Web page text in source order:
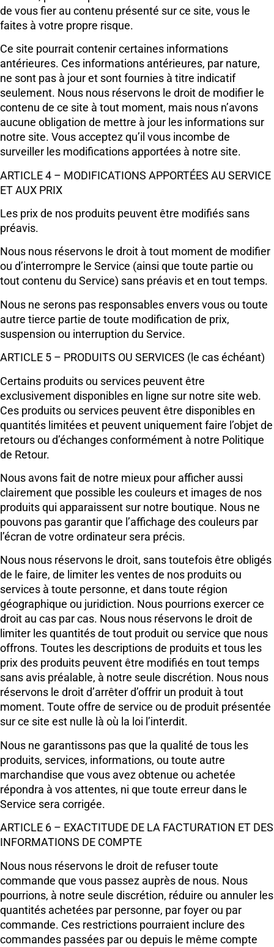
de vous fier au contenu présenté sur ce site, vous le
faites à votre propre risque.
Ce site pourrait contenir certaines informations
antérieures. Ces informations antérieures, par nature,
ne sont pas à jour et sont fournies à titre indicatif
seulement. Nous nous réservons le droit de modifier le
contenu de ce site à tout moment, mais nous n’avons
aucune obligation de mettre à jour les informations sur
notre site. Vous acceptez qu’il vous incombe de
surveiller les modifications apportées à notre site.
ARTICLE 4 – MODIFICATIONS APPORTÉES AU SERVICE
ET AUX PRIX
Les prix de nos produits peuvent être modifiés sans
préavis.
Nous nous réservons le droit à tout moment de modifier
ou d’interrompre le Service (ainsi que toute partie ou
tout contenu du Service) sans préavis et en tout temps.
Nous ne serons pas responsables envers vous ou toute
autre tierce partie de toute modification de prix,
suspension ou interruption du Service.
ARTICLE 5 – PRODUITS OU SERVICES (le cas échéant)
Certains produits ou services peuvent être
exclusivement disponibles en ligne sur notre site web.
Ces produits ou services peuvent être disponibles en
quantités limitées et peuvent uniquement faire l’objet de
retours ou d’échanges conformément à notre Politique
de Retour.
Nous avons fait de notre mieux pour afficher aussi
clairement que possible les couleurs et images de nos
produits qui apparaissent sur notre boutique. Nous ne
pouvons pas garantir que l’affichage des couleurs par
l’écran de votre ordinateur sera précis.
Nous nous réservons le droit, sans toutefois être obligés
de le faire, de limiter les ventes de nos produits ou
services à toute personne, et dans toute région
géographique ou juridiction. Nous pourrions exercer ce
droit au cas par cas. Nous nous réservons le droit de
limiter les quantités de tout produit ou service que nous
offrons. Toutes les descriptions de produits et tous les
prix des produits peuvent être modifiés en tout temps
sans avis préalable, à notre seule discrétion. Nous nous
réservons le droit d’arrêter d’offrir un produit à tout
moment. Toute offre de service ou de produit présentée
sur ce site est nulle là où la loi l’interdit.
Nous ne garantissons pas que la qualité de tous les
produits, services, informations, ou toute autre
marchandise que vous avez obtenue ou achetée
répondra à vos attentes, ni que toute erreur dans le
Service sera corrigée.
ARTICLE 6 – EXACTITUDE DE LA FACTURATION ET DES
INFORMATIONS DE COMPTE
Nous nous réservons le droit de refuser toute
commande que vous passez auprès de nous. Nous
pourrions, à notre seule discrétion, réduire ou annuler les
quantités achetées par personne, par foyer ou par
commande. Ces restrictions pourraient inclure des
commandes passées par ou depuis le même compte